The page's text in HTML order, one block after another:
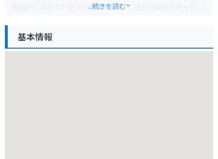
施設内にはレストランや物産館もあり、地元の食材を使った料
ので安心です。周辺には、和紙の原料となる楮の栽培地や、昔
ながらの紙漉き場など、自然豊かな風景が広がっています。
...続きを読む
基本情報